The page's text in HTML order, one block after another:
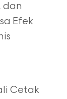
dan
Efek
Cetak